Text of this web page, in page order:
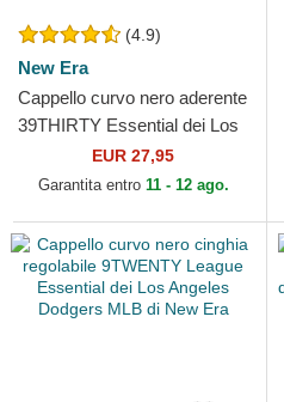
(4.9)
New Era
Cappello curvo nero aderente
39THIRTY Essential dei Los
Angeles Dodgers MLB di
New Era
EUR 27,95
Garantita entro 11 - 12 ago.